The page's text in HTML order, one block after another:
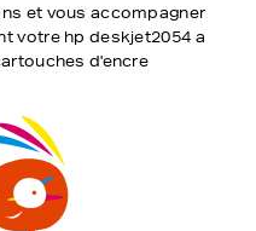
et vous accompagner
votre hp deskjet2054 a
d'encre